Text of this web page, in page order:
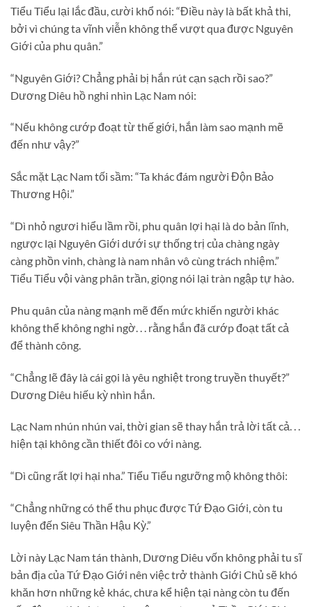
Tiểu Tiểu lại lắc đầu, cười khổ nói: “Điều này là bất khả thi,
bởi vì chúng ta vĩnh viễn không thể vượt qua được Nguyên
Giới của phu quân.”
“Nguyên Giới? Chẳng phải bị hắn rút cạn sạch rồi sao?”
Dương Diêu hồ nghi nhìn Lạc Nam nói:
“Nếu không cướp đoạt từ thế giới, hắn làm sao mạnh mẽ
đến như vậy?”
Sắc mặt Lạc Nam tối sầm: “Ta khác đám người Độn Bảo
Thương Hội.”
“Dì nhỏ ngươi hiểu lầm rồi, phu quân lợi hại là do bản lĩnh,
ngược lại Nguyên Giới dưới sự thống trị của chàng ngày
càng phồn vinh, chàng là nam nhân vô cùng trách nhiệm.”
Tiểu Tiểu vội vàng phân trần, giọng nói lại tràn ngập tự hào.
Phu quân của nàng mạnh mẽ đến mức khiến người khác
không thể không nghi ngờ. . . rằng hắn đã cướp đoạt tất cả
để thành công.
“Chẳng lẽ đây là cái gọi là yêu nghiệt trong truyền thuyết?”
Dương Diêu hiếu kỳ nhìn hắn.
Lạc Nam nhún nhún vai, thời gian sẽ thay hắn trả lời tất cả. . .
hiện tại không cần thiết đôi co với nàng.
“Dì cũng rất lợi hại nha.” Tiểu Tiểu ngưỡng mộ không thôi:
“Chẳng những có thể thu phục được Tứ Đạo Giới, còn tu
luyện đến Siêu Thần Hậu Kỳ.”
Lời này Lạc Nam tán thành, Dương Diêu vốn không phải tu sĩ
bản địa của Tứ Đạo Giới nên việc trở thành Giới Chủ sẽ khó
khăn hơn những kẻ khác, chưa kể hiện tại nàng còn tu đến